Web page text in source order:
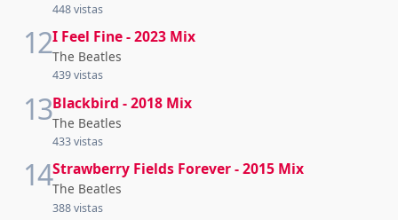
448 vistas
12I Feel Fine - 2023 Mix
The Beatles
439 vistas
13Blackbird - 2018 Mix
The Beatles
433 vistas
14Strawberry Fields Forever - 2015 Mix
The Beatles
388 vistas